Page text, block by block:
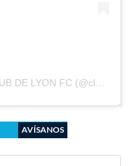
Una publicación compartida por CLUB DE LYON FC (@clubdelyonfc)
AVÍSANOS